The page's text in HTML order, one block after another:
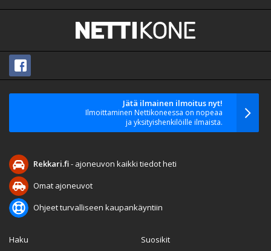
Jätä ilmainen ilmoitus nyt!
Ilmoittaminen Nettikoneessa on nopeaa
ja yksityishenkilöille ilmaista.
Rekkari.fi- ajoneuvon kaikki tiedot heti
Omat ajoneuvot
Ohjeet turvalliseen kaupankäyntiin
Haku
Suosikit